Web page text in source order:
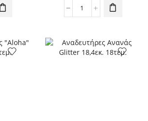
Αναδευτήρες
19εκ.
12τεμ.